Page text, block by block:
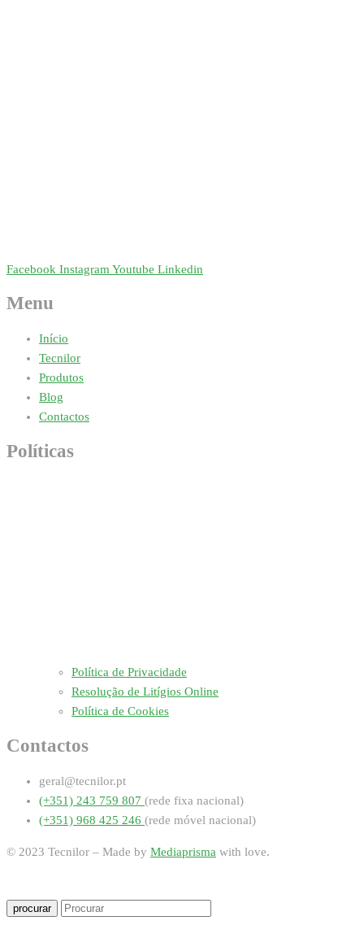
Facebook Instagram Youtube Linkedin
Menu
Início
Tecnilor
Produtos
Blog
Contactos
Políticas
Política de Privacidade
Resolução de Litígios Online
Política de Cookies
Contactos
geral@tecnilor.pt
(+351) 243 759 807 (rede fixa nacional)
(+351) 968 425 246 (rede móvel nacional)
© 2023 Tecnilor – Made by Mediaprisma with love.
procurar